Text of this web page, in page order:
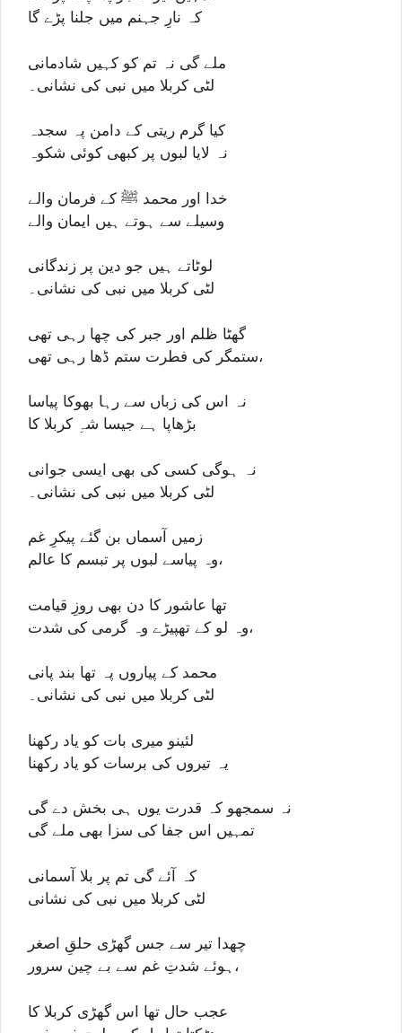
کہ نارِ جہنم میں جلنا پڑے گا
ملے گی نہ تم کو کہیں شادمانی
لٹی کربلا میں نبی کی نشانی۔
کیا گرم ریتی کے دامن پہ سجدہ
نہ لایا لبوں پر کبھی کوئی شکوہ
خدا اور محمد ﷺ کے فرمان والے
وسیلے سے ہوتے ہیں ایمان والے
لوٹاتے ہیں جو دین پر زندگانی
لٹی کربلا میں نبی کی نشانی۔
گھٹا ظلم اور جبر کی چھا رہی تھی
ستمگر کی فطرت ستم ڈھا رہی تھی،
نہ اس کی زباں سے رہا بھوکا پیاسا
بڑھاپا ہے جیسا شہِ کربلا کا
نہ ہوگی کسی کی بھی ایسی جوانی
لٹی کربلا میں نبی کی نشانی۔
زمیں آسماں بن گئے پیکرِ غم
وہ پیاسے لبوں پر تبسم کا عالم،
تھا عاشور کا دن بھی روزِ قیامت
وہ لو کے تھپیڑے وہ گرمی کی شدت،
محمد کے پیاروں پہ تھا بند پانی
لٹی کربلا میں نبی کی نشانی۔
لئینو میری بات کو یاد رکھنا
یہ تیروں کی برسات کو یاد رکھنا
نہ سمجھو کہ قدرت یوں ہی بخش دے گی
تمہیں اس جفا کی سزا بھی ملے گی
کہ آئے گی تم پر بلا آسمانی
لٹی کربلا میں نبی کی نشانی
چھدا تیر سے جس گھڑی حلقِ اصغر
ہوئے شدتِ غم سے بے چین سرور،
عجب حال تھا اس گھڑی کربلا کا